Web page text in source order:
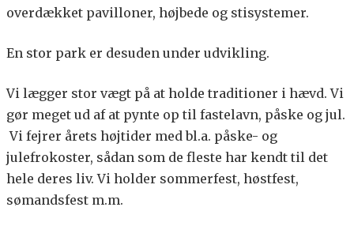
overdækket pavilloner, højbede og stisystemer.
En stor park er desuden under udvikling.
Vi lægger stor vægt på at holde traditioner i hævd. Vi
gør meget ud af at pynte op til fastelavn, påske og jul.
Vi fejrer årets højtider med bl.a. påske- og
julefrokoster, sådan som de fleste har kendt til det
hele deres liv. Vi holder sommerfest, høstfest,
sømandsfest m.m.